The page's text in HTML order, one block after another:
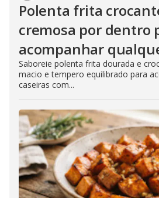
Polenta frita
cremosa por dentro
acompanhar
Saboreie polenta frita dourada e
macio e tempero equilibrado para
caseiras com...